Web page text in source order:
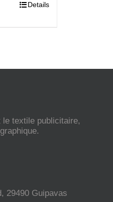
Details
le textile publicitaire,
29490 Guipavas